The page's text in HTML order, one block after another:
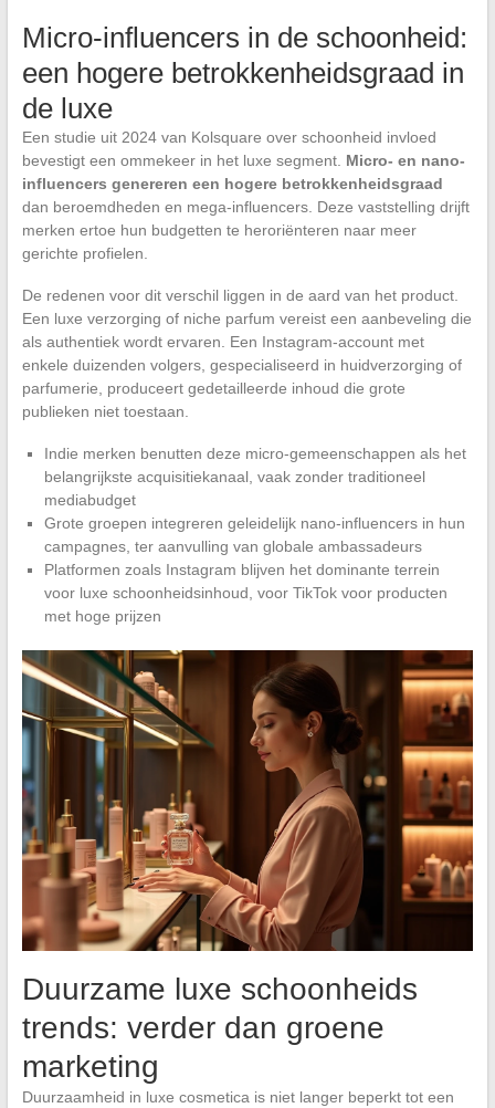
Micro-influencers in de schoonheid:
een hogere betrokkenheidsgraad in
de luxe
Een studie uit 2024 van Kolsquare over schoonheid invloed
bevestigt een ommekeer in het luxe segment. Micro- en nano-
influencers genereren een hogere betrokkenheidsgraad
dan beroemdheden en mega-influencers. Deze vaststelling drijft
merken ertoe hun budgetten te heroriënteren naar meer
gerichte profielen.
De redenen voor dit verschil liggen in de aard van het product.
Een luxe verzorging of niche parfum vereist een aanbeveling die
als authentiek wordt ervaren. Een Instagram-account met
enkele duizenden volgers, gespecialiseerd in huidverzorging of
parfumerie, produceert gedetailleerde inhoud die grote
publieken niet toestaan.
Indie merken benutten deze micro-gemeenschappen als het
belangrijkste acquisitiekanaal, vaak zonder traditioneel
mediabudget
Grote groepen integreren geleidelijk nano-influencers in hun
campagnes, ter aanvulling van globale ambassadeurs
Platformen zoals Instagram blijven het dominante terrein
voor luxe schoonheidsinhoud, voor TikTok voor producten
met hoge prijzen
Duurzame luxe schoonheids
trends: verder dan groene
marketing
Duurzaamheid in luxe cosmetica is niet langer beperkt tot een